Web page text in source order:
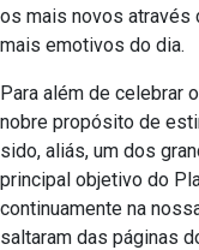
os mais novos
mais emotivos do dia.
Para além de celebrar
nobre propósito de
sido, aliás, um dos
principal objetivo do
continuamente na
saltaram das páginas